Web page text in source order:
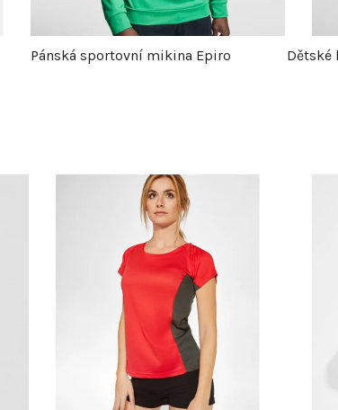
Pánská sportovní mikina Epiro Dětské